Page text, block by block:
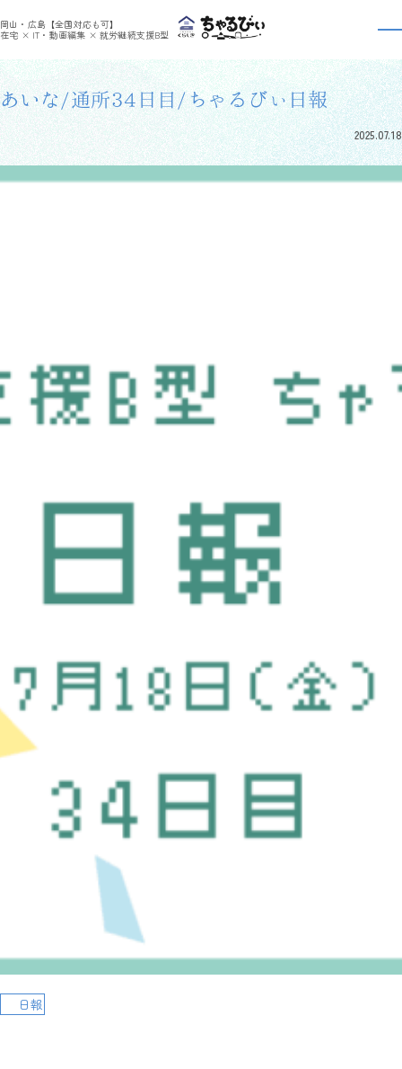
岡山・広島【全国対応も可】
在宅 × IT・動画編集 × 就労継続支援B型
利用者さんの日報 >
利用者さんの日報
あいな/通所34日目/ちゃるびぃ日報
2025.07.18
日報